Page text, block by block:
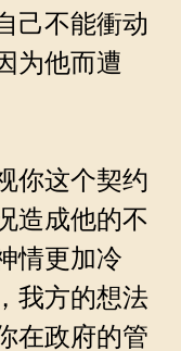
己不能衝动
为他而遭
你这个契约
造成他的不
情更加冷
我方的想法
在政府的管